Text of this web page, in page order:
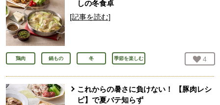
しの冬食卓
[記事を読む]
鶏肉 鍋もの 冬 季節を楽しむ お気
4
これからの暑さに負けない！ 【豚肉レシ
ピ】で夏バテ知らず